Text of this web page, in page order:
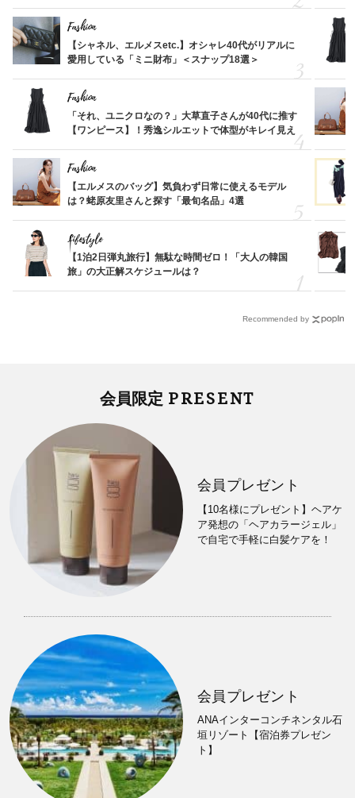
Fashion
【シャネル、エルメスetc.】オシャレ40代がリアルに
愛用している「ミニ財布」＜スナップ18選＞
Fashion
「それ、ユニクロなの？」大草直子さんが40代に推す
【ワンピース】！秀逸シルエットで体型がキレイ見え
Fashion
【エルメスのバッグ】気負わず日常に使えるモデル
は？蛯原友里さんと探す「最旬名品」4選
Lifestyle
【1泊2日弾丸旅行】無駄な時間ゼロ！「大人の韓国
旅」の大正解スケジュールは？
Recommended by
会員限定 PRESENT
会員プレゼント
【10名様にプレゼント】ヘアケ
ア発想の「ヘアカラージェル」
で自宅で手軽に白髪ケアを！
会員プレゼント
ANAインターコンチネンタル石
垣リゾート【宿泊券プレゼン
ト】